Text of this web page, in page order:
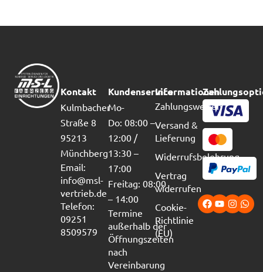
Kontakt
Kulmbacher
Straße 8
95213
Münchberg
Email:
info@msl-
vertrieb.de
Telefon:
09251
8509579
Kundenservice
Mo-
Do: 08:00 –
12:00 /
13:30 –
17:00
Freitag: 08:00
– 14:00
Termine
außerhalb der
Öffnungszeiten
nach
Vereinbarung
Informationen
Zahlungsweisen
Versand &
Lieferung
Widerrufsbelehrung
Vertrag
widerrufen
Cookie-
Richtlinie
(EU)